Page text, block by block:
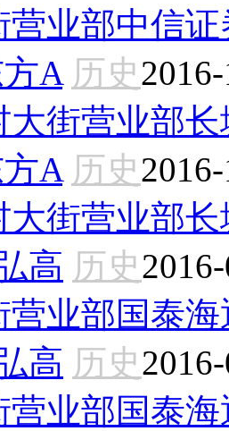
营业部中信
A 历史
大街营业部长
A 历史
大街营业部长
高 历史
营业部国泰
高 历史
营业部国泰